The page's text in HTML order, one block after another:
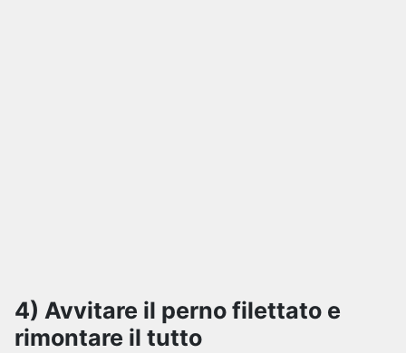
4) Avvitare il perno filettato e
rimontare il tutto